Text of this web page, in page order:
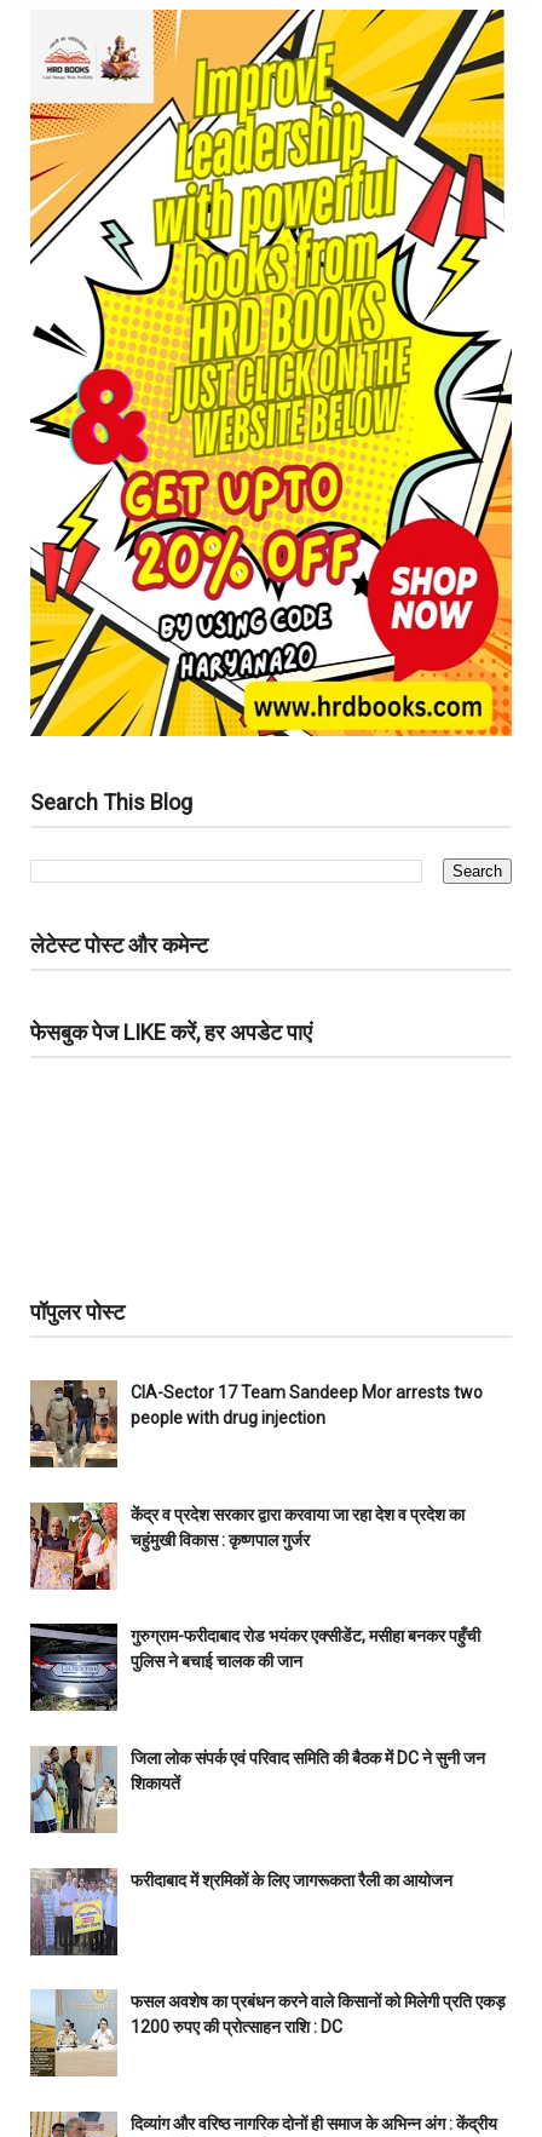
Search This Blog
लेटेस्ट पोस्ट और कमेन्ट
फेसबुक पेज LIKE करें, हर अपडेट पाएं
पॉपुलर पोस्ट
CIA-Sector 17 Team Sandeep Mor arrests two
people with drug injection
केंद्र व प्रदेश सरकार द्वारा करवाया जा रहा देश व प्रदेश का
चहुंमुखी विकास : कृष्णपाल गुर्जर
गुरुग्राम-फरीदाबाद रोड भयंकर एक्सीडेंट, मसीहा बनकर पहुँची
पुलिस ने बचाई चालक की जान
जिला लोक संपर्क एवं परिवाद समिति की बैठक में DC ने सुनी जन
शिकायतें
फरीदाबाद में श्रमिकों के लिए जागरूकता रैली का आयोजन
फसल अवशेष का प्रबंधन करने वाले किसानों को मिलेगी प्रति एकड़
1200 रुपए की प्रोत्साहन राशि : DC
दिव्यांग और वरिष्ठ नागरिक दोनों ही समाज के अभिन्न अंग : केंद्रीय